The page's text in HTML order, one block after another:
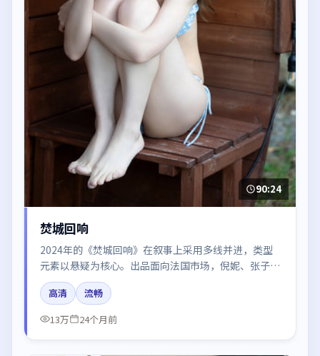
90:24
焚城回响
2024年的《焚城回响》在叙事上采用多线并进，类型
元素以悬疑为核心。出品面向法国市场，倪妮、张子
枫、肖战所饰角色推动关键反转，结尾留白引发讨论。
高清
流畅
13万
24个月前